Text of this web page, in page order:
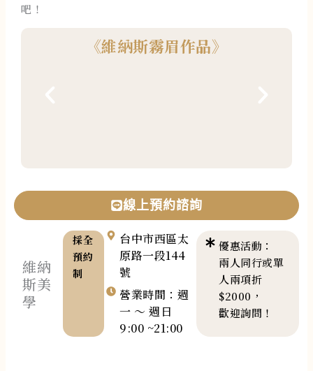
吧！
《維納斯霧眉作品》​
線上預約諮詢
維納
斯美
學
採全
預約
制
台中市西區太
原路一段144
號
營業時間：週
一 ～ 週日
9:00 ~21:00
優惠活動：
兩人同行或單
人兩項折
$2000，
歡迎詢問！